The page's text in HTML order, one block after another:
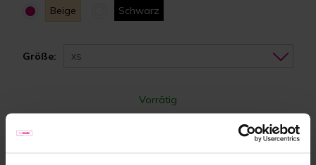
Beige Schwarz
Größe: XS
Vorrätig